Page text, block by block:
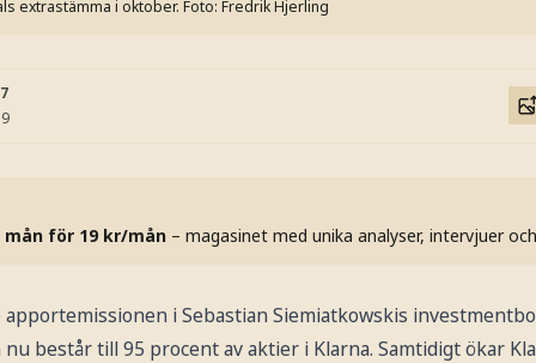
extrastämma i oktober. Foto: Fredrik Hjerling
mån för 19 kr/mån – magasinet med unika analyser, intervjuer
i Sebastian Siemiatkowskis
består till 95 procent av aktier i Klarna. Samtidigt ökar